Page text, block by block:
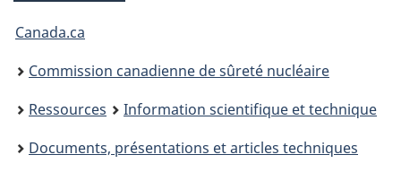
Vous
êtes
ici
Canada.ca
Commission canadienne de sûreté nucléaire
Ressources
Information scientifique et technique
Documents, présentations et articles techniques